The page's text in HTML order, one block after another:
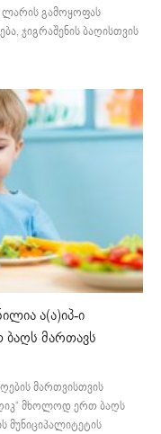
ლარის გამოყოფას
ჯიგრაშენის ბაღისთვის
ა(ა)იპ-ი
მართავს
მართვისთვის
მხოლოდ ერთ ბაღს
მუნიციპალიტეტის